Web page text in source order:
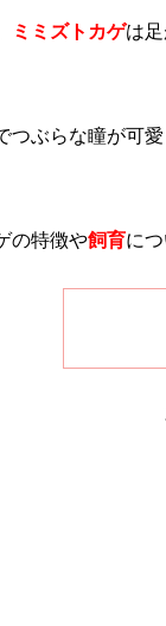
ミミズトカゲは
つぶらな瞳が可
の特徴や飼育に